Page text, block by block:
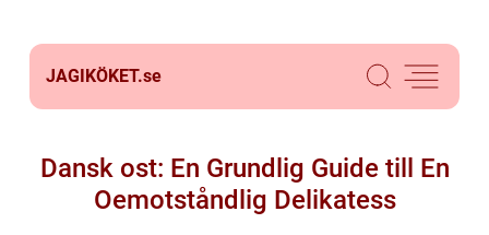
JAGIKÖKET.se
Dansk ost: En Grundlig Guide till En
Oemotståndlig Delikatess